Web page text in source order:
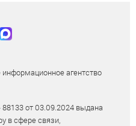
агентство
от 03.09.2024 выдана
в сфере связи,